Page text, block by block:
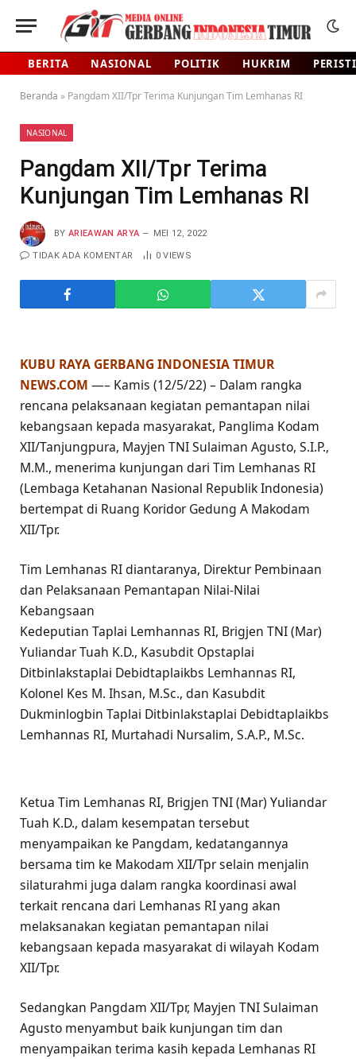
BERITA NASIONAL POLITIK HUKRIM
Beranda » Pangdam XII/Tpr Terima Kunjungan Tim Lemhanas RI
NASIONAL
Pangdam XII/Tpr Terima
Kunjungan Tim Lemhanas RI
BY ARIEAWAN ARYA MEI 12, 2022
TIDAK ADA KOMENTAR 0VIEWS
KUBU RAYA GERBANG INDONESIA TIMUR
NEWS.COM —– Kamis (12/5/22) – Dalam rangka
rencana pelaksanaan kegiatan pemantapan nilai
kebangsaan kepada masyarakat, Panglima Kodam
XII/Tanjungpura, Mayjen TNI Sulaiman Agusto, S.I.P.,
M.M., menerima kunjungan dari Tim Lemhanas RI
(Lembaga Ketahanan Nasional Republik Indonesia)
bertempat di Ruang Koridor Gedung A Makodam
XII/Tpr.
Tim Lemhanas RI diantaranya, Direktur Pembinaan
dan Pelaksanaan Pemantapan Nilai-Nilai
Kebangsaan
Kedeputian Taplai Lemhannas RI, Brigjen TNI (Mar)
Yuliandar Tuah K.D., Kasubdit Opstaplai
Ditbinlakstaplai Debidtaplaikbs Lemhannas RI,
Kolonel Kes M. Ihsan, M.Sc., dan Kasubdit
Dukminlogbin Taplai Ditbinlakstaplai Debidtaplaikbs
Lemhannas RI, Murtahadi Nursalim, S.A.P., M.Sc.
Ketua Tim Lemhanas RI, Brigjen TNI (Mar) Yuliandar
Tuah K.D., dalam kesempatan tersebut
menyampaikan ke Pangdam, kedatangannya
bersama tim ke Makodam XII/Tpr selain menjalin
silaturahmi juga dalam rangka koordinasi awal
terkait rencana dari Lemhanas RI yang akan
melaksanakan kegiatan pemantapan nilai
kebangsaan kepada masyarakat di wilayah Kodam
XII/Tpr.
Sedangkan Pangdam XII/Tpr, Mayjen TNI Sulaiman
Agusto menyambut baik kunjungan tim dan
menyampaikan terima kasih kepada Lemhanas RI